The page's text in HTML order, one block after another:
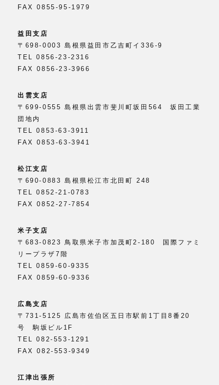
FAX 0855-95-1979
益田支店
〒698-0003 島根県益田市乙吉町イ336-9
TEL 0856-23-2316
FAX 0856-23-3966
出雲支店
〒699-0555 島根県出雲市斐川町坂田564 坂田工業
団地内
TEL 0853-63-3911
FAX 0853-63-3941
松江支店
〒690-0883 島根県松江市北田町 248
TEL 0852-21-0783
FAX 0852-27-7854
米子支店
〒683-0823 鳥取県米子市加茂町2-180 国際ファミ
リープラザ7階
TEL 0859-60-9335
FAX 0859-60-9336
広島支店
〒731-5125 広島市佐伯区五日市駅前1丁目8番20
号 駒坂ビル1F
TEL 082-553-1291
FAX 082-553-9349
江津出張所